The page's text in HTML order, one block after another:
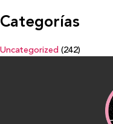
Categorías
Uncategorized (242)